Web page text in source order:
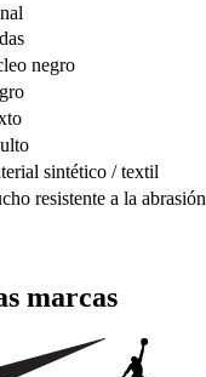
negro
sintético / textil
resistente a la abrasión
marcas